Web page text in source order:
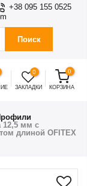
+38 095 155 0525
Поиск
0
ЗАКЛАДКИ
0
КОРЗИНА
12,5 мм с
длиной OFITEX